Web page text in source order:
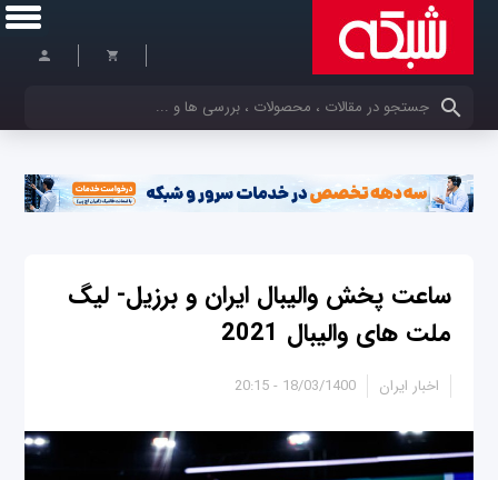
کلمات کلیدی خود را وارد کنید
ساعت پخش والیبال ایران و برزیل- لیگ
ملت های والیبال 2021
18/03/1400 - 20:15 اخبار ایران